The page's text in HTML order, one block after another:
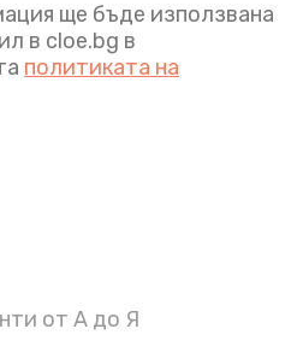
ще бъде използвана
в cloe.bg в
политиката на
от А до Я